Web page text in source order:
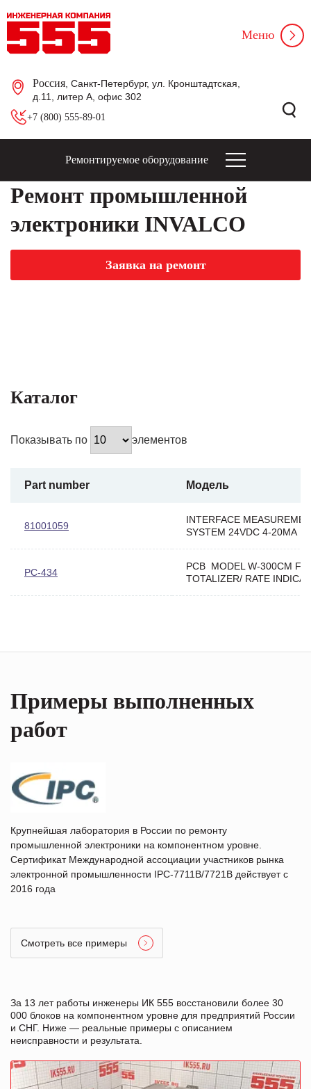
Россия , Санкт-Петербург, ул. Кронштадтская,
д.11, литер А, офис 302
+7 (800) 555-89-01
Меню
Ремонтируемое оборудование
Ремонт промышленной
электроники INVALCO
Заявка на ремонт
Каталог
Показывать по элементов
Part number Модель
81001059
INTERFACE
SYSTEM 24VDC 4-20MA
PC-434
PCB MODEL W-300CM
TOTALIZER/ RATE
Примеры выполненных
работ
Крупнейшая лаборатория в России по ремонту
промышленной электроники на компонентном уровне.
Сертификат Международной ассоциации участников рынка
электронной промышленности IPC-7711B/7721B действует с
2016 года
Смотреть все примеры
За 13 лет работы инженеры ИК 555 восстановили более 30
000 блоков на компонентном уровне для предприятий России
и СНГ. Ниже — реальные примеры с описанием
неисправности и результата.